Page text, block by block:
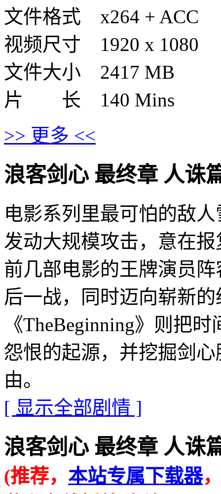
文件格式 x264 + ACC
视频尺寸 1920 x 1080
文件大小 2417 MB
片 长 140 Mins
>> 更多 <<
浪客剑心 最终章 人诛篇
电影系列里最可怕的敌
发动大规模攻击，意在
前几部电影的王牌演员
后一战，同时迈向崭新
《TheBeginning》则把
怨恨的起源，并挖掘剑
由。
[ 显示全部剧情 ]
浪客剑心 最终章 人诛
(推荐， 本站专属下载器